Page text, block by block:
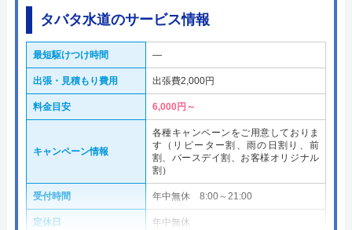
タバタ水道のサービス情報
最短駆けつけ時間 ―
出張・見積もり費用 出張費2,000円
料金目安 6,000円～
キャンペーン情報
各種キャンペーンをご用意しておりま
す（リピーター割、雨の日割り、前
割、バースデイ割、お客様オリジナル
割）
受付時間 年中無休 8:00～21:00
定休日 年中無休